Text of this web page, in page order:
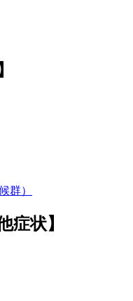
群）
症状】